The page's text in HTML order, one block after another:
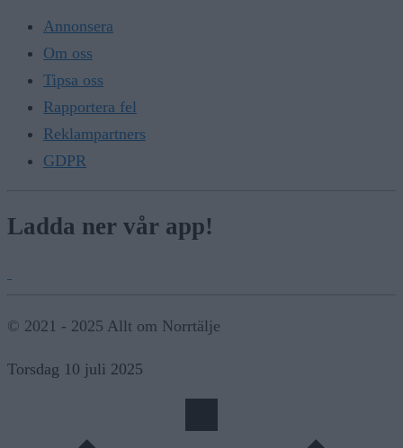
Annonsera
Om oss
Tipsa oss
Rapportera fel
Reklampartners
GDPR
Ladda ner vår app!
© 2021 - 2025 Allt om Norrtälje
Torsdag 10 juli 2025